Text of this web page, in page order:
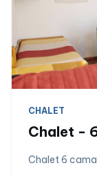
CHALET
Chalet -
Chalet 6